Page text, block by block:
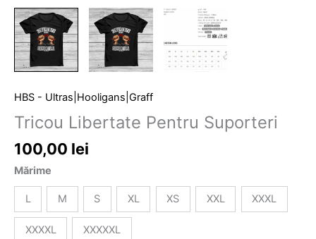
HBS - Ultras|Hooligans|Graff
Tricou Libertate Pentru Suporteri
100,00 lei
Mărime
L M S XL XS XXL XXXL
XXXXL XXXXXL